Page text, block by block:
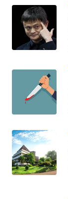
SULTENG
WN
SULBAR
BABEL
WN
SUMSEL